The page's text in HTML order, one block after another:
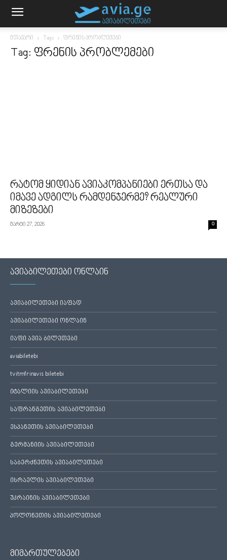
მთავარი Tags ფრენის პრობლემები
Tag: ფრენის პრობლემები
რატომ ყიდიან ავიაკომპანიები ერთსა და
იმავე ადგილს რამდენჯერმე? რეალური
მიზეზები
მარტი 27, 2026 0
ავიაბილეთები ონლაინ
ავიაბილეთები იაფად
ავიაბილეთები ონლაინ
იაფი ავია ბილეთები
aviabiletebi
tvitmfrinavis biletebi
იტალიის ავიაბილეთები
საფრანგეთის ავიაბილეთები
ესპანეთის ავიაბილეთები
გერმანიის ავიაბილეთები
საბერძნეთის ავიაბილეთები
ისრაელის ავიაბილეთები
უკრაინის ავიაბილეთები
პოლონეთის ავიაბილეთები
მიმართულებები